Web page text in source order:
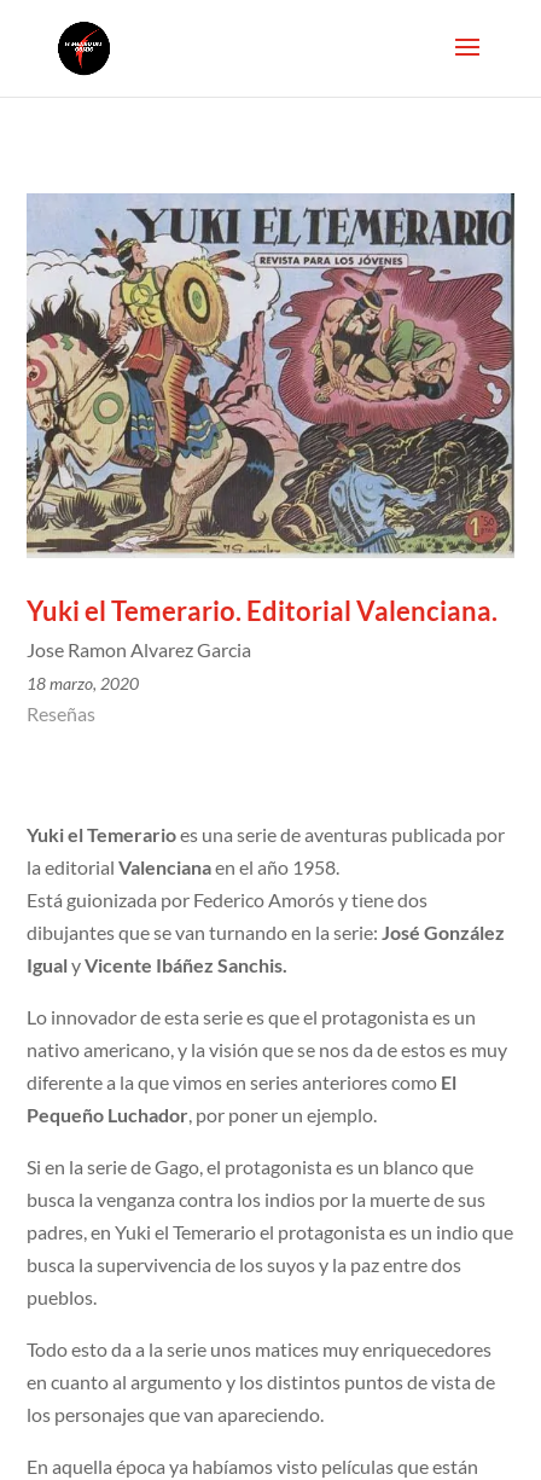
Yuki el Temerario. Editorial Valenciana.
Jose Ramon Alvarez Garcia
18 marzo, 2020
Reseñas
Yuki el Temerarioes una serie de aventuras publicada por
la editorialValencianaen el año 1958.
Está guionizada por Federico Amorós y tiene dos
dibujantes que se van turnando en la serie:José González
IgualyVicente Ibáñez Sanchis.
Lo innovador de esta serie es que el protagonista es un
nativo americano, y la visión que se nos da de estos es muy
diferente a la que vimos en series anteriores como El
Pequeño Luchador, por poner un ejemplo.
Si en la serie de Gago, el protagonista es un blanco que
busca la venganza contra los indios por la muerte de sus
padres, en Yuki el Temerario el protagonista es un indio que
busca la supervivencia de los suyos y la paz entre dos
pueblos.
Todo esto da a la serie unos matices muy enriquecedores
en cuanto al argumento y los distintos puntos de vista de
los personajes que van apareciendo.
En aquella época ya habíamos visto películas que están